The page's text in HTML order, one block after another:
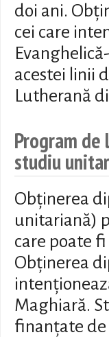
doi ani.
cei care
acestei linii
Lutherană
Program
studiu
Obținerea
unitariană)
care poate
Obținerea
Maghiară.
finanțate de